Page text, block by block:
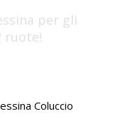
per gli
ruote!